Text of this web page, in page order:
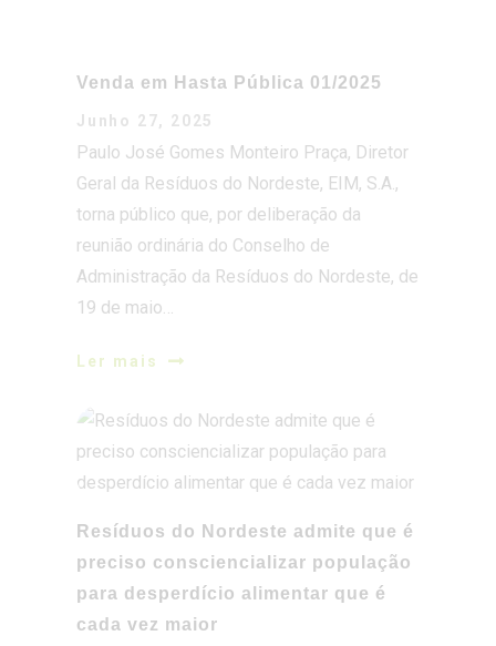
Geral da Resíduos do Nordeste, EIM, S.A.,
torna público que, por deliberação da
reunião ordinária do Conselho de
Administração da Resíduos do Nordeste, de
19 de maio…
Ler mais
Resíduos do Nordeste admite que é
preciso consciencializar população
para desperdício alimentar que é
cada vez maior
Junho 17, 2025
Ler mais